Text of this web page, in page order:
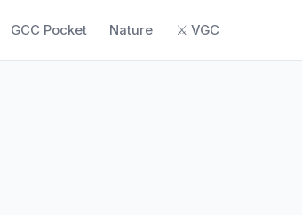
GCC Pocket Nature ⚔️ VGC